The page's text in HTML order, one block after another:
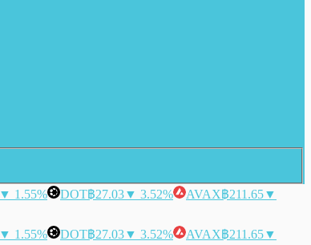
▼ 1.55% DOT฿27.03▼ 3.52% AVAX฿211.65▼
▼ 1.55% DOT฿27.03▼ 3.52% AVAX฿211.65▼